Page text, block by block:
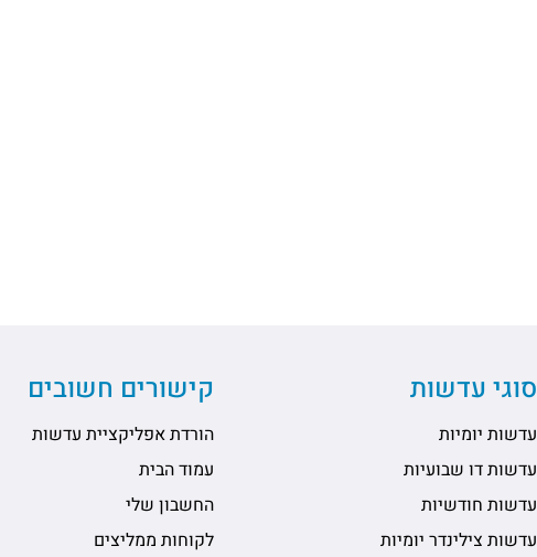
סוגי עדשות
עדשות יומיות
עדשות דו שבועיות
עדשות חודשיות
עדשות צילינדר יומיות
קישורים חשובים
הורדת אפליקציית עדשות
עמוד הבית
החשבון שלי
לקוחות ממליצים